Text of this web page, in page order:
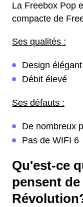
La Freebox Pop
compacte de
Ses qualités :
Design
Débit élevé
Ses défauts :
De nombreux
Pas de WIFI 6
Qu'est-ce
pensent